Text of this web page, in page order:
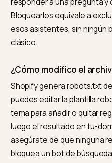
Preguntas
¿Hay que bloquear
Es una elección, no una
directamente.
entrenamiento, pero no
ChatGPT Search, que
ChatGPT-User. Muchos
para maximizar la